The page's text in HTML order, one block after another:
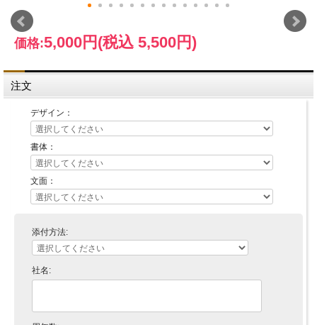
価格:5,000円 (税込 5,500円)
注文
デザイン：
書体：
文面：
添付方法:
社名: